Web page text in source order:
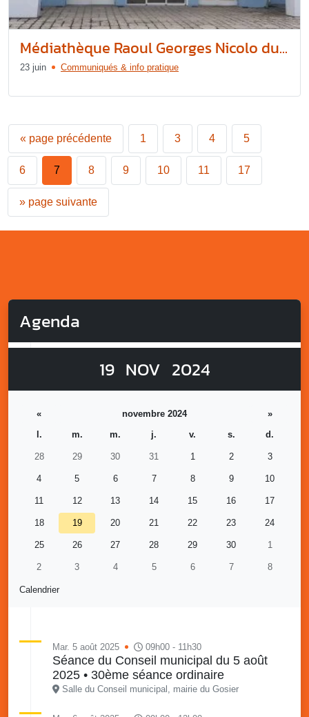
Médiathèque Raoul Georges Nicolo du...
23 juin Communiqués & info pratique
« page précédente 1 3 4 5
6 7 8 9 10 11 17
» page suivante
Agenda
19 NOV 2024
Calendrier
« novembre 2024
»
l.
m. m. j. v. s. d.
28 29 30 31 1 2 3
4 5 6 7 8 9 10
11 12 13 14 15 16 17
18 19 20 21 22 23 24
25 26 27 28 29 30 1
2 3 4 5 6 7 8
Mar. 5 août 2025 09h00 - 11h30
Séance du Conseil municipal du 5 août
2025 • 30ème séance ordinaire
Salle du Conseil municipal, mairie du Gosier